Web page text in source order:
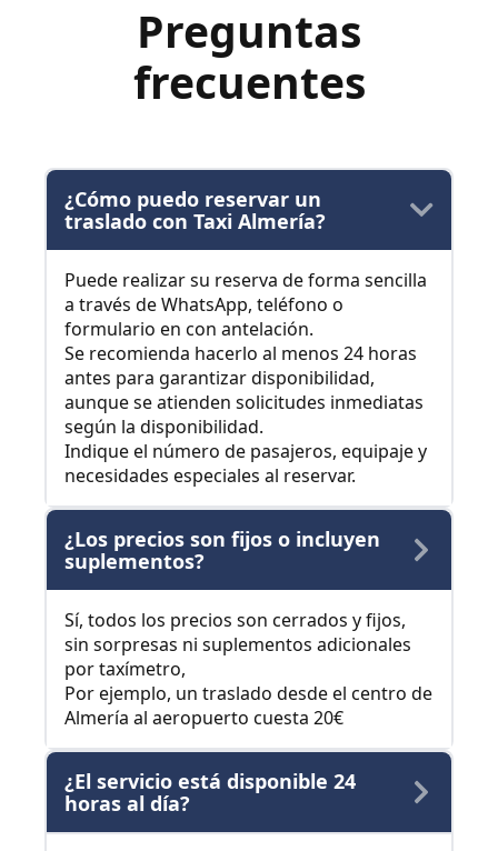
Preguntas
frecuentes
¿Cómo puedo reservar un
traslado con Taxi Almería?
Puede realizar su reserva de forma sencilla
a través de WhatsApp, teléfono o
formulario en con antelación.
Se recomienda hacerlo al menos 24 horas
antes para garantizar disponibilidad,
aunque se atienden solicitudes inmediatas
según la disponibilidad.
Indique el número de pasajeros, equipaje y
necesidades especiales al reservar.
¿Los precios son fijos o incluyen
suplementos?
Sí, todos los precios son cerrados y fijos,
sin sorpresas ni suplementos adicionales
por taxímetro,
Por ejemplo, un traslado desde el centro de
Almería al aeropuerto cuesta 20€
¿El servicio está disponible 24
horas al día?